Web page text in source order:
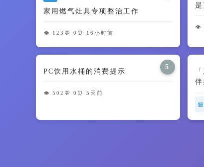
家用燃气灶具专项整治工作
👁️ 123 💬 0 ⏰ 16小时前
👁️
5
PC饮用水桶的消费提示
👁️ 502 💬 0 ⏰ 5天前
伴